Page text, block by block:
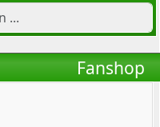
Fanshop